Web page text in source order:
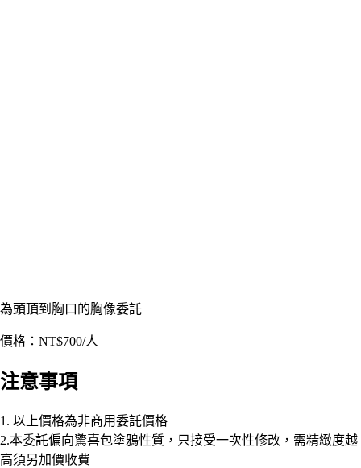
為頭頂到胸口的胸像委託
價格：NT$700/人
注意事項
1. 以上價格為非商用委託價格
2.本委託偏向驚喜包塗鴉性質，只接受一次性修改，需精緻度越
高須另加價收費